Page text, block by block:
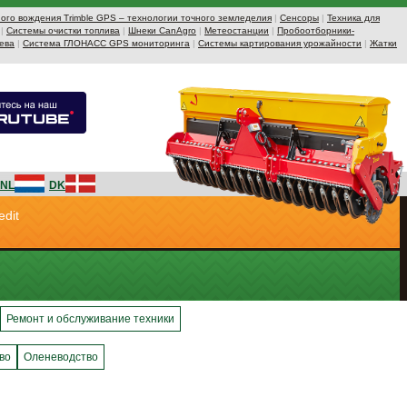
вождения Trimble GPS – технологии точного земледелия | Сенсоры | Техника для
| Системы очистки топлива | Шнеки CanAgro | Метеостанции | Пробоотборники-
| Система ГЛОНАСС GPS мониторинга | Системы картирования урожайности | Жатки
NL DK
Ремонт и обслуживание техники
Оленеводство